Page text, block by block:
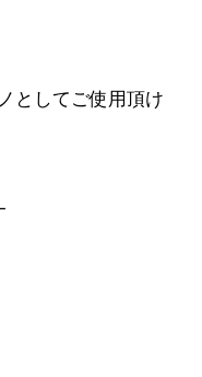
としてご使用頂け